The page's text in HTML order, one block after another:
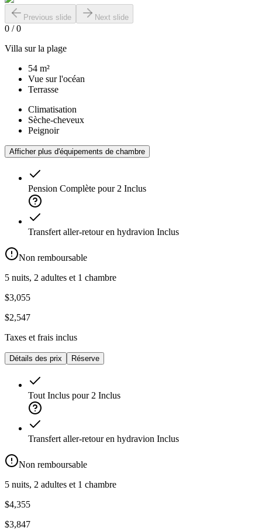
Previous slide Next slide
0 /0
Villa sur la plage
54 m²
Vue sur l'océan
Terrasse
Climatisation
Sèche-cheveux
Peignoir
Afficher plus d'équipements de chambre
Pension Complète pour 2 Inclus
Transfert aller-retour en hydravion Inclus
Non remboursable
5 nuits, 2 adultes et 1 chambre
$3,055
$2,547
Taxes et frais inclus
Détails des prix Réserve
Tout Inclus pour 2 Inclus
Transfert aller-retour en hydravion Inclus
Non remboursable
5 nuits, 2 adultes et 1 chambre
$4,355
$3,847